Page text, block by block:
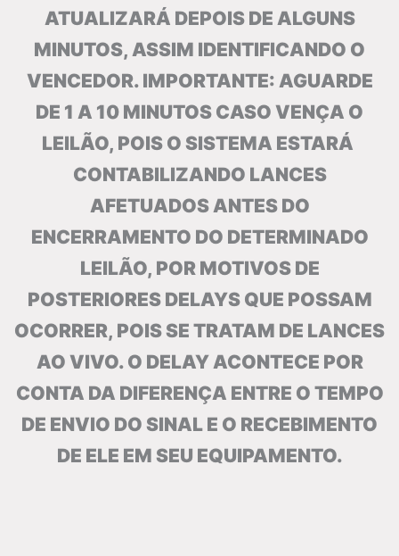
ATUALIZARÁ DEPOIS DE ALGUNS
MINUTOS, ASSIM IDENTIFICANDO O
VENCEDOR. IMPORTANTE: AGUARDE
DE 1 A 10 MINUTOS CASO VENÇA O
LEILÃO, POIS O SISTEMA ESTARÁ
CONTABILIZANDO LANCES
AFETUADOS ANTES DO
ENCERRAMENTO DO DETERMINADO
LEILÃO, POR MOTIVOS DE
POSTERIORES DELAYS QUE POSSAM
OCORRER, POIS SE TRATAM DE LANCES
AO VIVO. O DELAY ACONTECE POR
CONTA DA DIFERENÇA ENTRE O TEMPO
DE ENVIO DO SINAL E O RECEBIMENTO
DE ELE EM SEU EQUIPAMENTO.